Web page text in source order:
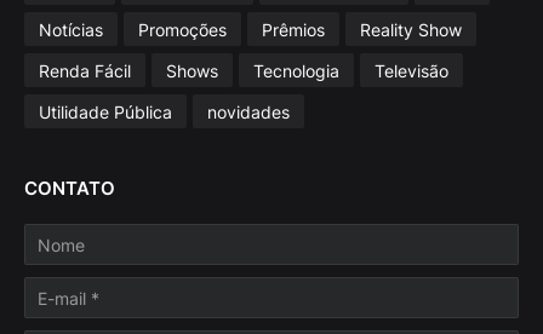
Notícias
Promoções Prêmios
Reality Show
Renda Fácil
Shows Tecnologia
Televisão
Utilidade Pública
novidades
CONTATO